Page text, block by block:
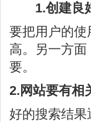
1.创建良
要把用户的
高。另一方
要。
2.网站要有相
好的搜索结